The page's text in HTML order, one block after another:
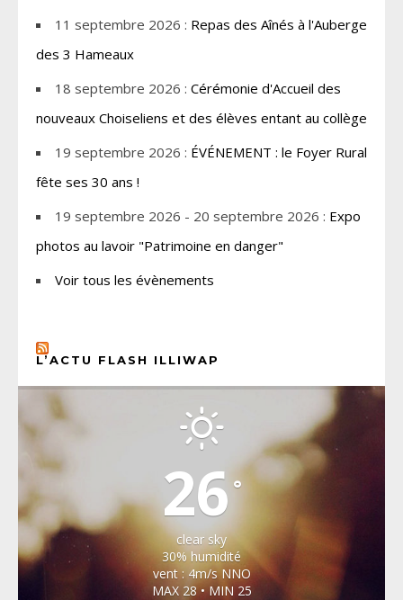
11 septembre 2026 : Repas des Aînés à l'Auberge
des 3 Hameaux
18 septembre 2026 : Cérémonie d'Accueil des
nouveaux Choiseliens et des élèves entant au collège
19 septembre 2026 : ÉVÉNEMENT : le Foyer Rural
fête ses 30 ans !
19 septembre 2026 - 20 septembre 2026 : Expo
photos au lavoir "Patrimoine en danger"
Voir tous les évènements
L’ACTU FLASH ILLIWAP
26 °
clear sky
30% humidité
vent : 4m/s NNO
MAX 28 • MIN 25